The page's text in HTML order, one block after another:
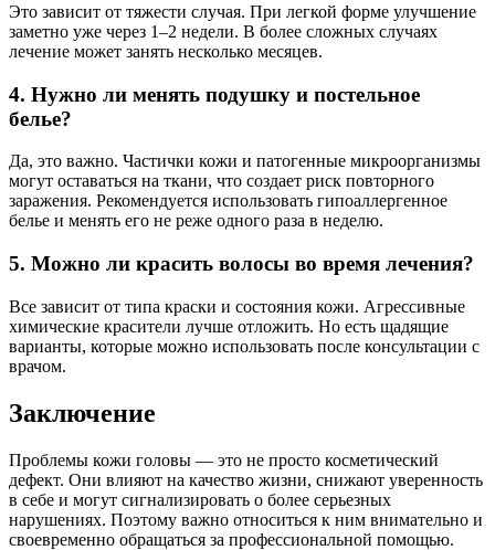
Это зависит от тяжести случая. При легкой форме улучшение
заметно уже через 1–2 недели. В более сложных случаях
лечение может занять несколько месяцев.
4. Нужно ли менять подушку и постельное
белье?
Да, это важно. Частички кожи и патогенные микроорганизмы
могут оставаться на ткани, что создает риск повторного
заражения. Рекомендуется использовать гипоаллергенное
белье и менять его не реже одного раза в неделю.
5. Можно ли красить волосы во время лечения?
Все зависит от типа краски и состояния кожи. Агрессивные
химические красители лучше отложить. Но есть щадящие
варианты, которые можно использовать после консультации с
врачом.
Заключение
Проблемы кожи головы — это не просто косметический
дефект. Они влияют на качество жизни, снижают уверенность
в себе и могут сигнализировать о более серьезных
нарушениях. Поэтому важно относиться к ним внимательно и
своевременно обращаться за профессиональной помощью.